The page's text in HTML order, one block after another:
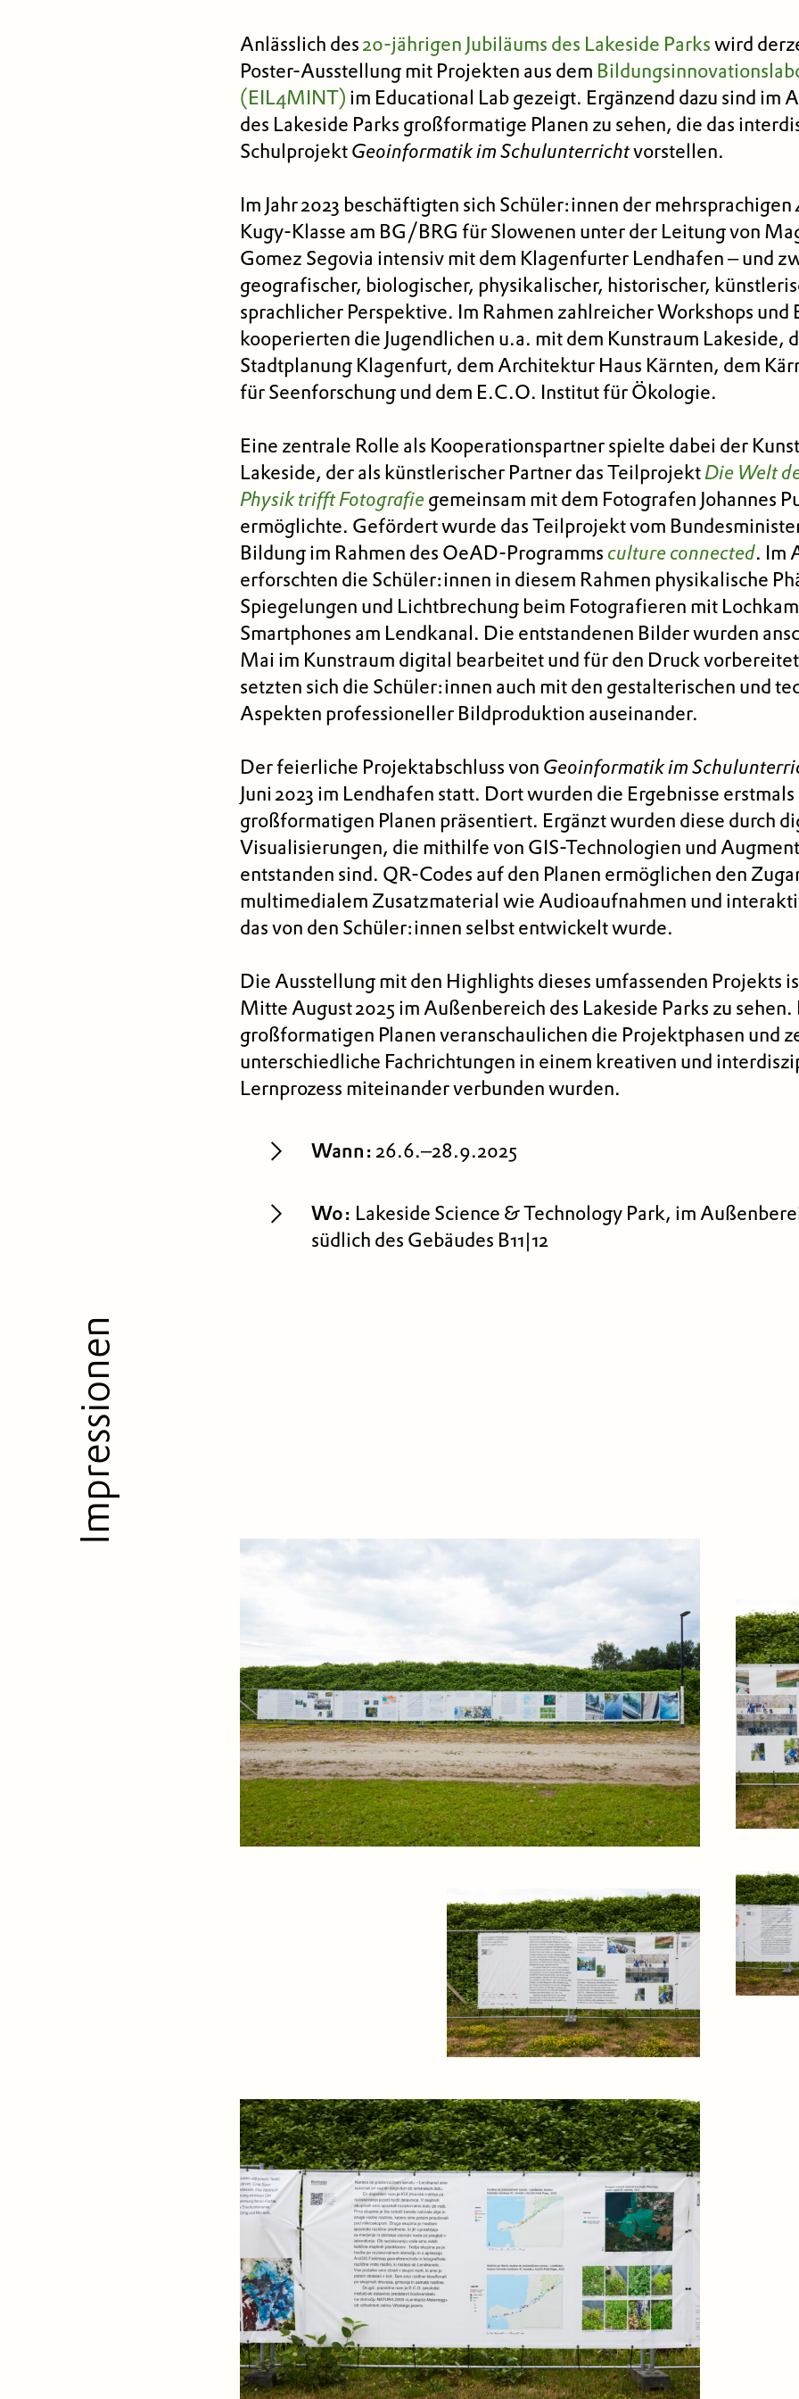
Anlässlich des20-jährigen Jubiläums des Lakeside Parkswird
Poster-Ausstellung mit Projekten aus dem
(EIL4MINT) im Educational Lab gezeigt. Ergänzend dazu sind im
des Lakeside Parks großformatige Planen zu sehen, die das
SchulprojektGeoinformatik im Schulunterrichtvorstellen.
Im Jahr 2023 beschäftigten sich Schüler:innen der mehrsprachigen
Kugy-Klasse am BG/BRG für Slowenen unter der Leitung von
Gomez Segovia intensiv mit dem Klagenfurter Lendhafen – und
geografischer, biologischer, physikalischer, historischer,
sprachlicher Perspektive. Im Rahmen zahlreicher Workshops und
kooperierten die Jugendlichen u.a. mit dem Kunstraum Lakeside,
Stadtplanung Klagenfurt, dem Architektur Haus Kärnten, dem
für Seenforschung und dem E.C.O. Institut für Ökologie.
Eine zentrale Rolle als Kooperationspartner spielte dabei der
Lakeside, der als künstlerischer Partner das TeilprojektDie Welt
Physik trifft Fotografiegemeinsam mit dem Fotografen Johannes
ermöglichte. Gefördert wurde das Teilprojekt vom
Bildung im Rahmen des OeAD-Programms culture connected. Im
erforschten die Schüler:innen in diesem Rahmen physikalische
Spiegelungen und Lichtbrechung beim Fotografieren mit
Smartphones am Lendkanal. Die entstandenen Bilder wurden
Mai im Kunstraum digital bearbeitet und für den Druck
setzten sich die Schüler:innen auch mit den gestalterischen und
Aspekten professioneller Bildproduktion auseinander.
Der feierliche Projektabschluss von Geoinformatik im
Juni 2023 im Lendhafen statt. Dort wurden die Ergebnisse
großformatigen Planen präsentiert. Ergänzt wurden diese durch
Visualisierungen, die mithilfe von GIS-Technologien und
entstanden sind. QR-Codes auf den Planen ermöglichen den
multimedialem Zusatzmaterial wie Audioaufnahmen und
das von den Schüler:innen selbst entwickelt wurde.
Die Ausstellung mit den Highlights dieses umfassenden Projekts
Mitte August 2025 im Außenbereich des Lakeside Parks zu sehen.
großformatigen Planen veranschaulichen die Projektphasen und
unterschiedliche Fachrichtungen in einem kreativen und
Lernprozess miteinander verbunden wurden.
Wann: 26.6.–28.9.2025
Wo: Lakeside Science & Technology Park, im
südlich des Gebäudes B11|12
Impressionen